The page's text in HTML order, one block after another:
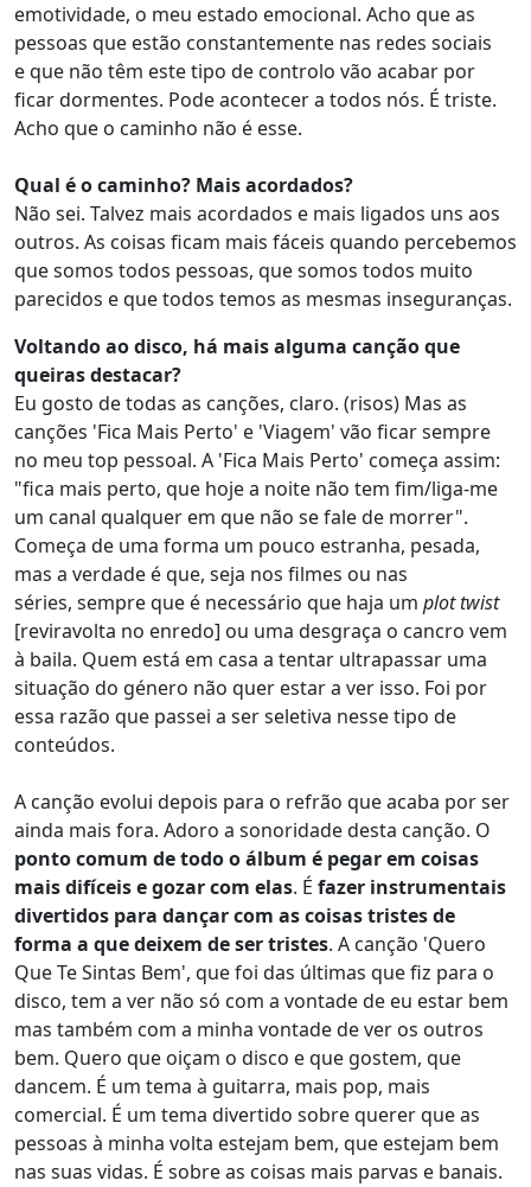
emotividade, o meu estado emocional. Acho que as
pessoas que estão constantemente nas redes sociais
e que não têm este tipo de controlo vão acabar por
ficar dormentes. Pode acontecer a todos nós. É triste.
Acho que o caminho não é esse.
Qual é o caminho? Mais acordados?
Não sei. Talvez mais acordados e mais ligados uns aos
outros. As coisas ficam mais fáceis quando percebemos
que somos todos pessoas, que somos todos muito
parecidos e que todos temos as mesmas inseguranças.
Voltando ao disco, há mais alguma canção que
queiras destacar?
Eu gosto de todas as canções, claro. (risos) Mas as
canções 'Fica Mais Perto' e 'Viagem' vão ficar sempre
no meu top pessoal. A 'Fica Mais Perto' começa assim:
"fica mais perto, que hoje a noite não tem fim/liga-me
um canal qualquer em que não se fale de morrer".
Começa de uma forma um pouco estranha, pesada,
mas a verdade é que, seja nos filmes ou nas
séries, sempre que é necessário que haja um plot twist
[reviravolta no enredo] ou uma desgraça o cancro vem
à baila. Quem está em casa a tentar ultrapassar uma
situação do género não quer estar a ver isso. Foi por
essa razão que passei a ser seletiva nesse tipo de
conteúdos.
A canção evolui depois para o refrão que acaba por ser
ainda mais fora. Adoro a sonoridade desta canção. O
ponto comum de todo o álbum é pegar em coisas
mais difíceis e gozar com elas. É fazer instrumentais
divertidos para dançar com as coisas tristes de
forma a que deixem de ser tristes. A canção 'Quero
Que Te Sintas Bem', que foi das últimas que fiz para o
disco, tem a ver não só com a vontade de eu estar bem
mas também com a minha vontade de ver os outros
bem. Quero que oiçam o disco e que gostem, que
dancem. É um tema à guitarra, mais pop, mais
comercial. É um tema divertido sobre querer que as
pessoas à minha volta estejam bem, que estejam bem
nas suas vidas. É sobre as coisas mais parvas e banais.